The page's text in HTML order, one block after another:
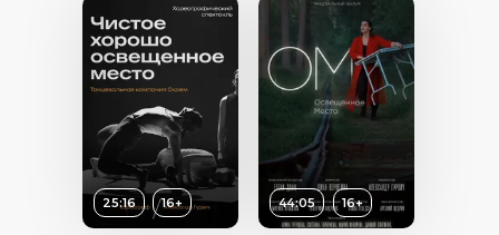
25:16 16+
Возраст
Длительность
44:05
44:05 16+